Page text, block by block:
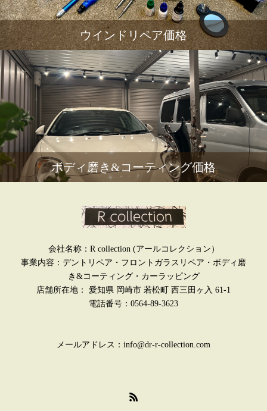
ウインドリペア価格
ボディ磨き&コーティング価格
会社名称：R collection (アールコレクション）
事業内容：デントリペア・フロントガラスリペア・ボディ磨
き&コーティング・カーラッピング
店舗所在地： 愛知県 岡崎市 若松町 西三田ヶ入 61-1
電話番号：0564-89-3623
メールアドレス：info@dr-r-collection.com